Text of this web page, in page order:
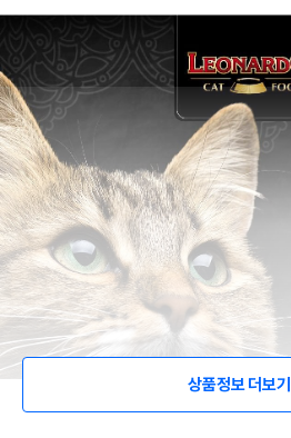
상품정보 더보기